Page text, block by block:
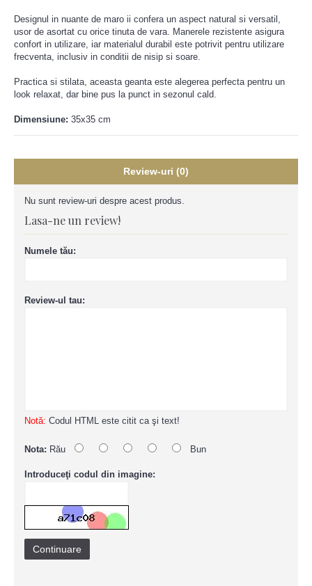
Designul in nuante de maro ii confera un aspect natural si versatil,
usor de asortat cu orice tinuta de vara. Manerele rezistente asigura
confort in utilizare, iar materialul durabil este potrivit pentru utilizare
frecventa, inclusiv in conditii de nisip si soare.
Practica si stilata, aceasta geanta este alegerea perfecta pentru un
look relaxat, dar bine pus la punct in sezonul cald.
Dimensiune: 35x35 cm
Review-uri (0)
Nu sunt review-uri despre acest produs.
Lasa-ne un review!
Numele tău:
Review-ul tau:
Notă: Codul HTML este citit ca şi text!
Nota: Rău Bun
Introduceţi codul din imagine:
Continuare